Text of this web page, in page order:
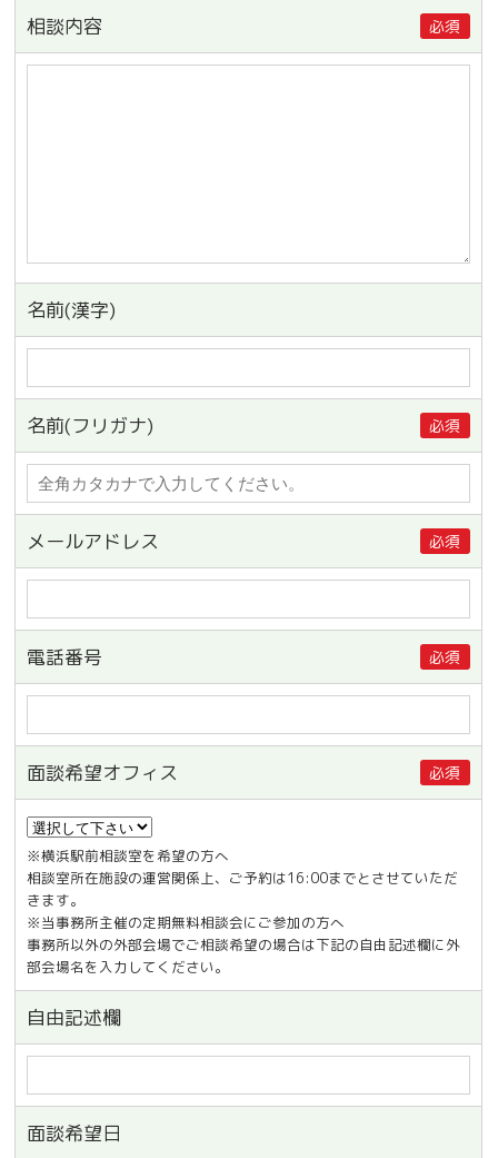
相談内容 必須
名前(漢字)
名前(フリガナ) 必須
メールアドレス 必須
電話番号 必須
面談希望オフィス 必須
※横浜駅前相談室を希望の方へ
相談室所在施設の運営関係上、ご予約は16:00までとさせていただ
きます。
※当事務所主催の定期無料相談会にご参加の方へ
事務所以外の外部会場でご相談希望の場合は下記の自由記述欄に外
部会場名を入力してください。
自由記述欄
面談希望日